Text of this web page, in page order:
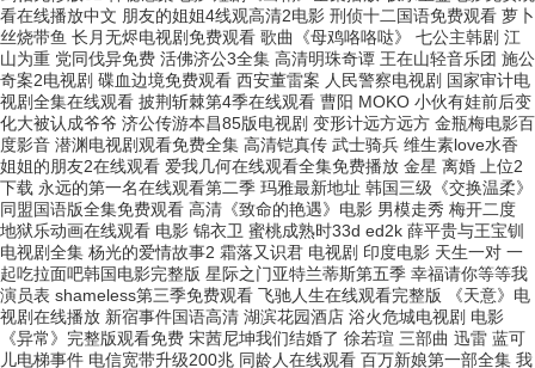
看在线播放中文 朋友的姐姐4线观高清2电影 刑侦十二国语免费观看 萝卜
丝烧带鱼 长月无烬电视剧免费观看 歌曲《母鸡咯咯哒》 七公主韩剧 江
山为重 党同伐异免费 活佛济公3全集 高清明珠奇谭 王在山轻音乐团 施公
奇案2电视剧 碟血边境免费观看 西安董雷案 人民警察电视剧 国家审计电
视剧全集在线观看 披荆斩棘第4季在线观看 曹阳 MOKO 小伙有娃前后变
化大被认成爷爷 济公传游本昌85版电视剧 变形计远方远方 金瓶梅电影百
度影音 潜渊电视剧观看免费全集 高清铠真传 武士骑兵 维生素love水香
姐姐的朋友2在线观看 爱我几何在线观看全集免费播放 金星 离婚 上位2
下载 永远的第一名在线观看第二季 玛雅最新地址 韩国三级《交换温柔》
同盟国语版全集免费观看 高清《致命的艳遇》电影 男模走秀 梅开二度
地狱乐动画在线观看 电影 锦衣卫 蜜桃成熟时33d ed2k 薛平贵与王宝钏
电视剧全集 杨光的爱情故事2 霜落又识君 电视剧 印度电影 天生一对 一
起吃拉面吧韩国电影完整版 星际之门亚特兰蒂斯第五季 幸福请你等等我
演员表 shameless第三季免费观看 飞驰人生在线观看完整版 《天意》电
视剧在线播放 新宿事件国语高清 湖滨花园酒店 浴火危城电视剧 电影
《异常》完整版观看免费 宋茜尼坤我们结婚了 徐若瑄 三部曲 迅雷 蓝可
儿电梯事件 电信宽带升级200兆 同龄人在线观看 百万新娘第一部全集 我